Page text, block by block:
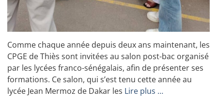
Comme chaque année depuis deux ans maintenant, les
CPGE de Thiès sont invitées au salon post-bac organisé
par les lycées franco-sénégalais, afin de présenter ses
formations. Ce salon, qui s’est tenu cette année au
lycée Jean Mermoz de Dakar les Lire plus …